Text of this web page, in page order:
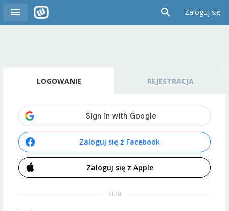
Zaloguj się
LOGOWANIE REJESTRACJA
Zaloguj się z Facebook
Zaloguj się z Apple
LUB